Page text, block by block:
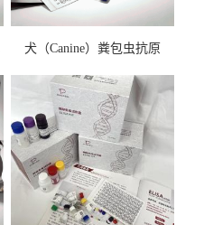
犬（Canine）粪包虫抗原